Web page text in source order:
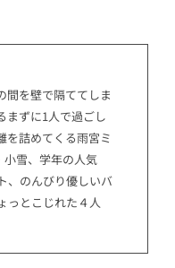
間を壁で隔ててしま
まずに1人で過ごし
を詰めてくる雨宮ミ
雪、学年の人気
、のんびり優しいバ
っとこじれた４人